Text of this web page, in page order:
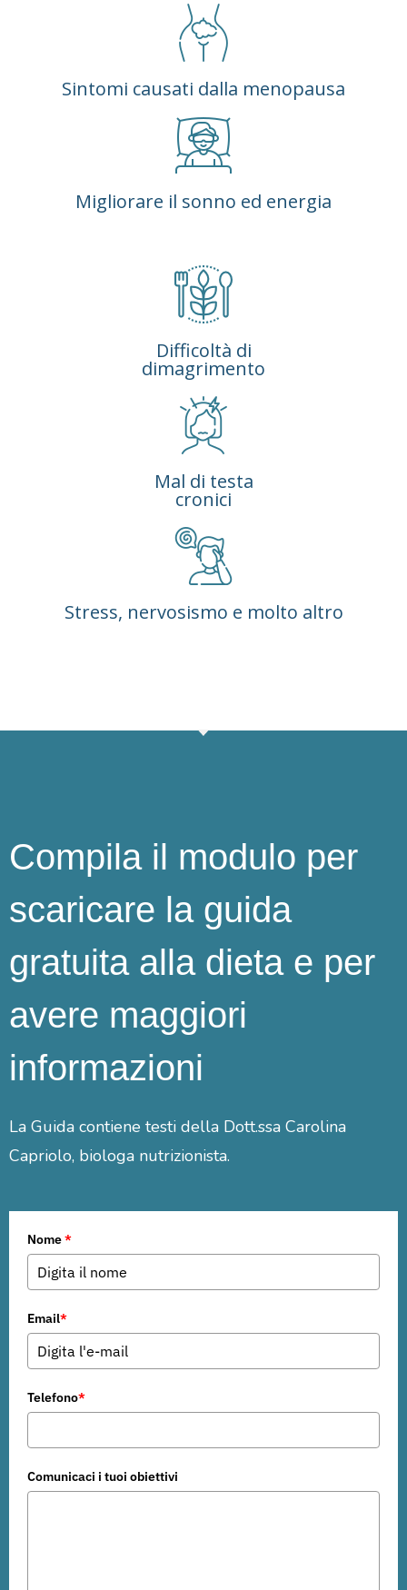
Sintomi causati dalla menopausa
Migliorare il sonno ed energia
Difficoltà di
dimagrimento
Mal di testa
cronici
Stress, nervosismo e molto altro
Compila il modulo per
scaricare la guida
gratuita alla dieta e per
avere maggiori
informazioni
La Guida contiene testi della Dott.ssa Carolina
Capriolo, biologa nutrizionista.
Nome*
Email*
Telefono*
Comunicaci i tuoi obiettivi